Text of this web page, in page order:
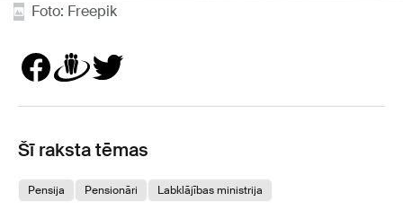
Foto: Freepik
Šī raksta tēmas
Pensija Pensionāri Labklājības ministrija